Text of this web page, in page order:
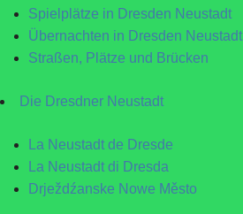
Spielplätze in Dresden Neustadt
Übernachten in Dresden Neustadt
Straßen, Plätze und Brücken
Die Dresdner Neustadt
La Neustadt de Dresde
La Neustadt di Dresda
Drježdźanske Nowe Město